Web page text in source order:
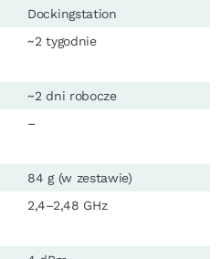
Dockingstation
~2 tygodnie
~2 dni robocze
–
84 g (w zestawie)
2,4–2,48 GHz